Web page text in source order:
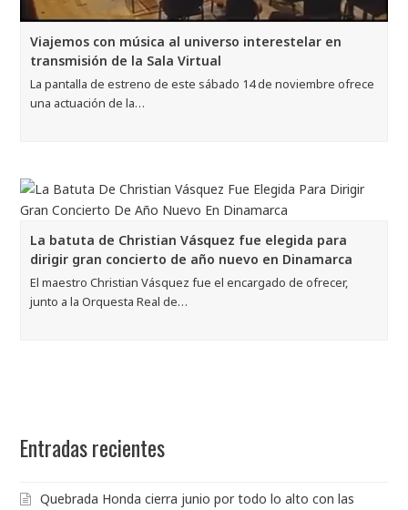
Viajemos con música al universo interestelar en
transmisión de la Sala Virtual
La pantalla de estreno de este sábado 14 de noviembre ofrece
una actuación de la…
La batuta de Christian Vásquez fue elegida para
dirigir gran concierto de año nuevo en Dinamarca
El maestro Christian Vásquez fue el encargado de ofrecer,
junto a la Orquesta Real de…
Entradas recientes
Quebrada Honda cierra junio por todo lo alto con las